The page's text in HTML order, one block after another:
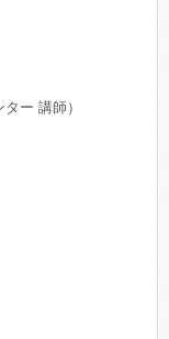
ー 講師）